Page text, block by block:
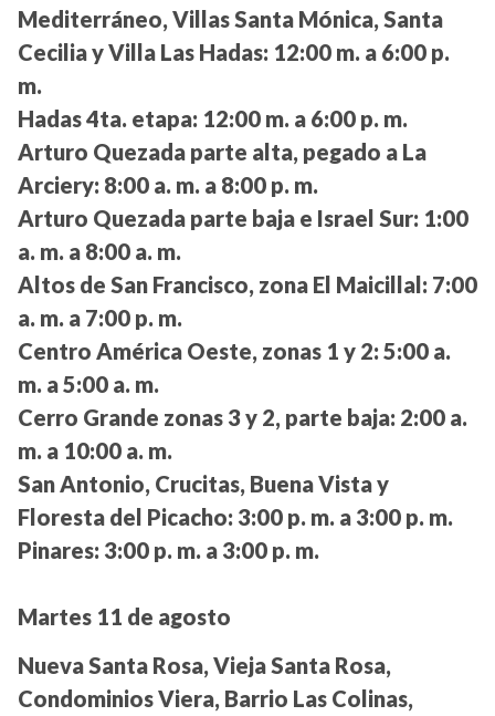
Mediterráneo, Villas Santa Mónica, Santa
Cecilia y Villa Las Hadas: 12:00 m. a 6:00 p.
m.
Hadas 4ta. etapa: 12:00 m. a 6:00 p. m.
Arturo Quezada parte alta, pegado a La
Arciery: 8:00 a. m. a 8:00 p. m.
Arturo Quezada parte baja e Israel Sur: 1:00
a. m. a 8:00 a. m.
Altos de San Francisco, zona El Maicillal: 7:00
a. m. a 7:00 p. m.
Centro América Oeste, zonas 1 y 2: 5:00 a.
m. a 5:00 a. m.
Cerro Grande zonas 3 y 2, parte baja: 2:00 a.
m. a 10:00 a. m.
San Antonio, Crucitas, Buena Vista y
Floresta del Picacho: 3:00 p. m. a 3:00 p. m.
Pinares: 3:00 p. m. a 3:00 p. m.
Martes 11 de agosto
Nueva Santa Rosa, Vieja Santa Rosa,
Condominios Viera, Barrio Las Colinas,